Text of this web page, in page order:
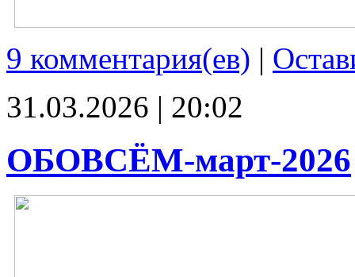
9 комментария(ев) |
31.03.2026 | 20:02
ОБОВСЁМ-март-2026